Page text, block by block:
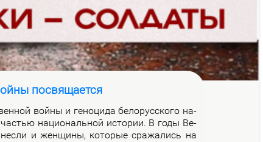
посвящается
вой­ны и ге­но­ци­да бе­ло­рус­ско­го на­
на­цио­наль­ной ис­то­рии. В го­ды Ве­
и жен­щи­ны, ко­то­рые сра­жа­лись на